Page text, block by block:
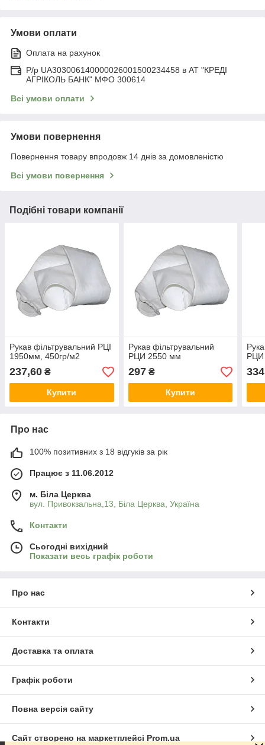
Умови оплати
Оплата на рахунок
Р/р UA303006140000026001500234458 в АТ "КРЕДІ
АГРІКОЛЬ БАНК" МФО 300614
Всі умови оплати
Умови повернення
Повернення товару впродовж 14 днів за домовленістю
Всі умови повернення
Подібні товари компанії
Рукав фільтрувальний РЦІ
1950мм, 450гр/м2
237,60 ₴
Купити
Рукав фільтрувальний
РЦИ 2550 мм
297₴
Купити
РЦИ
Про нас
100% позитивних з 18 відгуків за рік
Працює з 11.06.2012
м. Біла Церква
вул. Привокзальна,13, Біла Церква, Україна
Контакти
Сьогодні вихідний
Показати весь графік роботи
Про нас
Контакти
Доставка та оплата
Графік роботи
Повна версія сайту
Сайт створено на маркетплейсі Prom.ua